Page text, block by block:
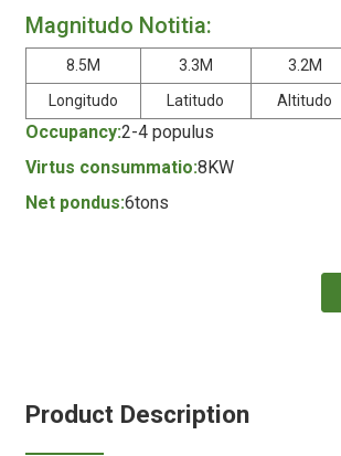
Magnitudo Notitia:
8.5M 3.3M 3.2M
Longitudo
Latitudo Altitudo
Occupancy:2-4 populus
Virtus consummatio:8KW
Net pondus:6tons
Product Description